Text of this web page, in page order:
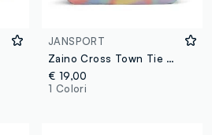
JANSPORT
Zaino Cross Town Tie & Dye Jansport
€ 19,00
1 Colori